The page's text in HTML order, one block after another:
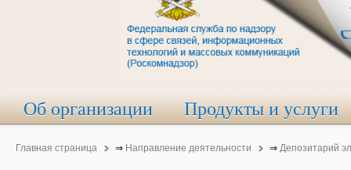
Об организации Продукты и услуги
Главная страница ⇒ Направление деятельности ⇒ Депозитарий